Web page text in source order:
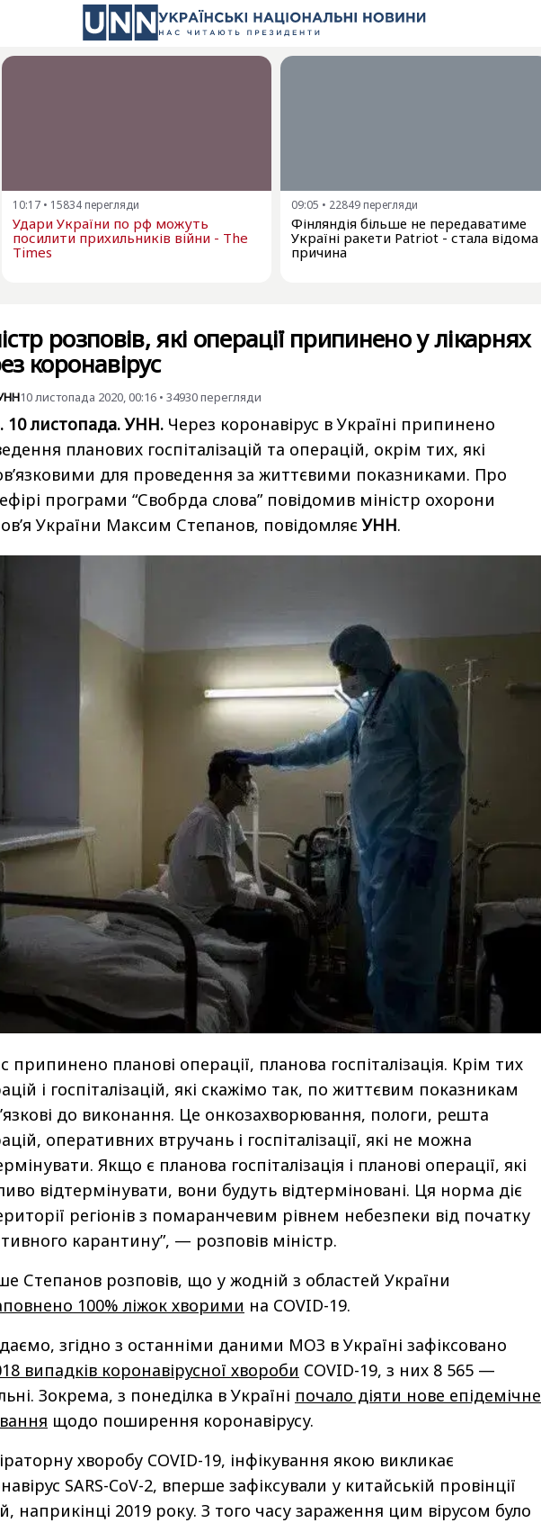
10:17 • 15834 перегляди
Удари України по рф можуть
посилити прихильників війни - The
Times
09:05 • 22849 перегляди
Фінляндія більше не передаватиме
Україні ракети Patriot - стала відома
причина
розповів, які операції припинено у лікарнях
коронавірус
10 листопада 2020, 00:16 • 34930перегляди
10 листопада. УНН. Через коронавірус в Україні припинено
планових госпіталізацій та операцій, окрім тих, які
для проведення за життєвими показниками. Про
програми “Свобрда слова” повідомив міністр охорони
України Максим Степанов, повідомляєУНН.
припинено планові операції, планова госпіталізація. Крім тих
і госпіталізацій, які скажімо так, по життєвим показникам
до виконання. Це онкозахворювання, пологи, решта
оперативних втручань і госпіталізації, які не можна
Якщо є планова госпіталізація і планові операції, які
відтермінувати, вони будуть відтерміновані. Ця норма діє
регіонів з помаранчевим рівнем небезпеки від початку
карантину”, — розповів міністр.
Степанов розповів, що у жодній з областей України
100% ліжок хворими на COVID-19.
згідно з останніми даними МОЗ в Україні зафіксовано
випадків коронавірусної хвороби COVID-19, з них 8 565 —
Зокрема, з понеділка в Україні почало діяти нове епідемічне
щодо поширення коронавірусу.
хворобу COVID-19, інфікування якою викликає
SARS-CoV-2, вперше зафіксували у китайській провінції
наприкінці 2019 року. З того часу зараження цим вірусом було